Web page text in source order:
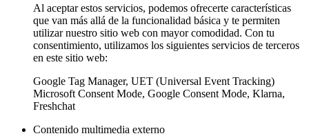
Al aceptar estos servicios, podemos ofrecerte características
que van más allá de la funcionalidad básica y te permiten
utilizar nuestro sitio web con mayor comodidad. Con tu
consentimiento, utilizamos los siguientes servicios de terceros
en este sitio web:
Google Tag Manager, UET (Universal Event Tracking)
Microsoft Consent Mode, Google Consent Mode, Klarna,
Freshchat
Contenido multimedia externo